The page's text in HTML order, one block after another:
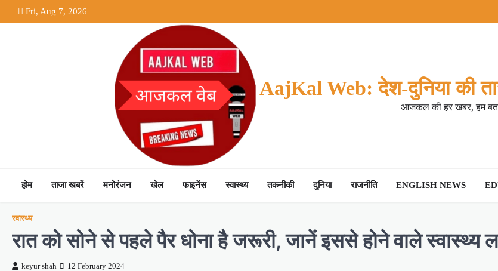
to
Fri, Aug 7, 2026
AajKal Web: देश-दुनिया की
आजकल की हर खबर, हम
होम ताजा खबरें मनोरंजन खेल फाइनेंस स्वास्थ्य तकनीकी दुनिया राजनीति ENGLISH NEWS
स्वास्थ्य
रात को सोने से पहले पैर धोना है जरूरी, जानें इससे होने वाले स्वास्थ्य
keyur shah 12 February 2024